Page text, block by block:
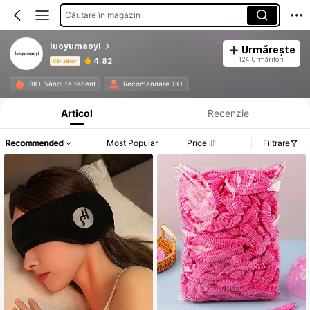
Căutare în magazin
luoyumaoyi
Vânzător 4.82
Urmărește
124 Urmăritori
8K+ Vândute recent Recomandare 1K+
Informații despre produs: Divulgarea prețului, detalii privind vânzările și stocul.
Articol Recenzie
Recommended Most Popular Price Filtrare